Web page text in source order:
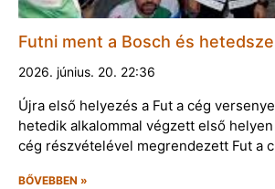
Futni ment a Bosch és
2026. június. 20. 22:36
Újra első helyezés a Fut a cég
hetedik alkalommal végzett első
cég részvételével megrendezett Fut a
BŐVEBBEN »